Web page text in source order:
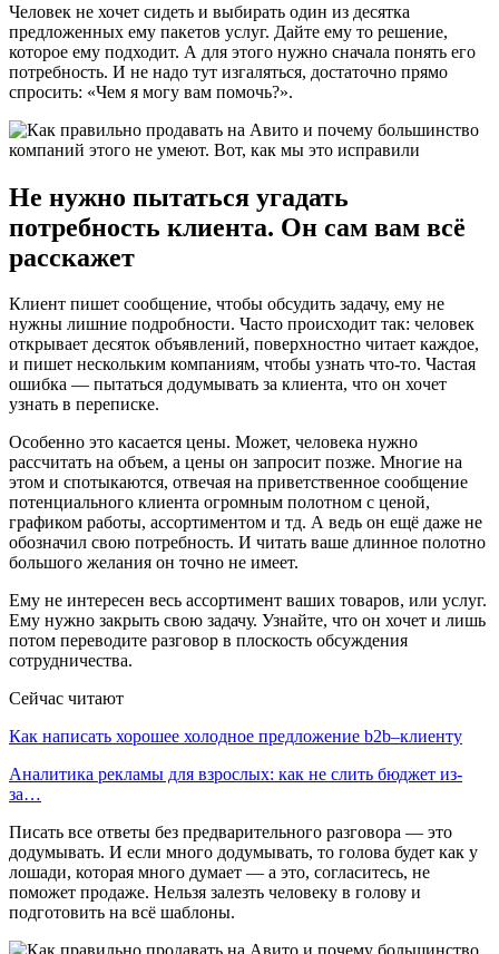
Человек не хочет сидеть и выбирать один из десятка
предложенных ему пакетов услуг. Дайте ему то решение,
которое ему подходит. А для этого нужно сначала понять его
потребность. И не надо тут изгаляться, достаточно прямо
спросить: «Чем я могу вам помочь?».
Не нужно пытаться угадать
потребность клиента. Он сам вам всё
расскажет
Клиент пишет сообщение, чтобы обсудить задачу, ему не
нужны лишние подробности. Часто происходит так: человек
открывает десяток объявлений, поверхностно читает каждое,
и пишет нескольким компаниям, чтобы узнать что-то. Частая
ошибка — пытаться додумывать за клиента, что он хочет
узнать в переписке.
Особенно это касается цены. Может, человека нужно
рассчитать на объем, а цены он запросит позже. Многие на
этом и спотыкаются, отвечая на приветственное сообщение
потенциального клиента огромным полотном с ценой,
графиком работы, ассортиментом и тд. А ведь он ещё даже не
обозначил свою потребность. И читать ваше длинное полотно
большого желания он точно не имеет.
Ему не интересен весь ассортимент ваших товаров, или услуг.
Ему нужно закрыть свою задачу. Узнайте, что он хочет и лишь
потом переводите разговор в плоскость обсуждения
сотрудничества.
Сейчас читают
Как написать хорошее холодное предложение b2b–клиенту
Аналитика рекламы для взрослых: как не слить бюджет из-
за…
Писать все ответы без предварительного разговора — это
додумывать. И если много додумывать, то голова будет как у
лошади, которая много думает — а это, согласитесь, не
поможет продаже. Нельзя залезть человеку в голову и
подготовить на всё шаблоны.